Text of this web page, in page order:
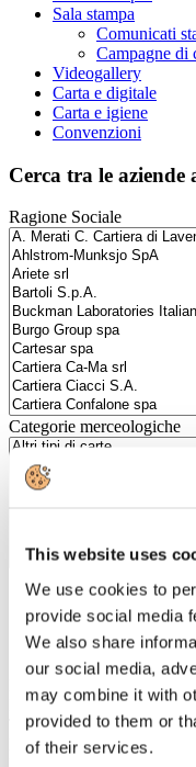
This website uses
We use cookies to
provide social media
We also share
our social media,
may combine it with
provided to them or
of their services.
Sala stampa
Comunicati
Campagne di
Videogallery
Carta e digitale
Carta e igiene
Convenzioni
Cerca tra le aziende
Ragione Sociale
Categorie merceologiche
Bastioni di Porta Volta, 7
Tel. +39 02-290.03018 r.a
Fax. +39 02-290.033.96